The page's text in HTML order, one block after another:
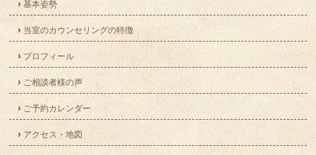
基本姿勢
当室のカウンセリングの特徴
プロフィール
ご相談者様の声
ご予約カレンダー
アクセス・地図